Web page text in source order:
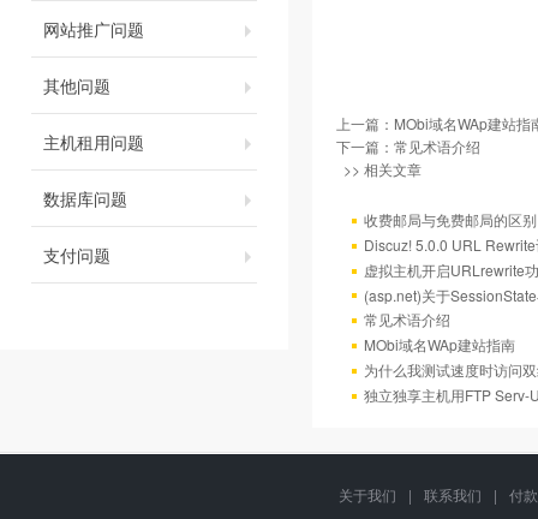
网站推广问题
其他问题
主机租用问题
数据库问题
支付问题
上一篇： MObi域名WAp建站指
下一篇： 常见术语介绍
>> 相关文章
收费邮局与免费邮局的区别
Discuz! 5.0.0 URL
虚拟主机开启URLrewrite
(asp.net)关于
常见术语介绍
MObi域名WAp建站指南
为什么我测试速度时访问
独立独享主机用FTP Serv-
关于我们 | 联系我们 |
付